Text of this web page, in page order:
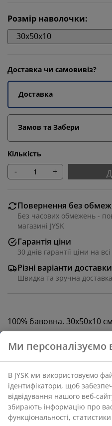
Розмір наволочки:
30x50x10
Доставка чи самовивіз?
Доставка
Замов та Забери
Кількість
- +
Повернення без
Без часових обмежень -
магазині JYSK
Гарантія ціни
30 днів гарантії ціни на
Різні варіанти доставки
Швидка та зручна
100% бавовна. 30х50х10 см
Артикул: 1841300
Характеристики